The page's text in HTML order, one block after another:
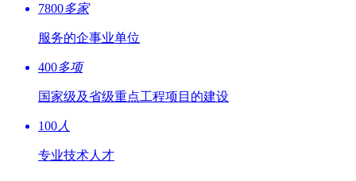
7800多家
服务的企事业单位
400多项
国家级及省级重点工程项目的建设
100 人
专业技术人才